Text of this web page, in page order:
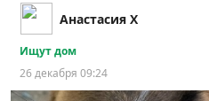
Анастасия Х
Ищут дом
26 декабря 09:24